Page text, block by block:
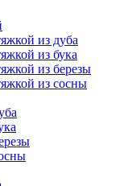
из дуба
из бука
из березы
из сосны